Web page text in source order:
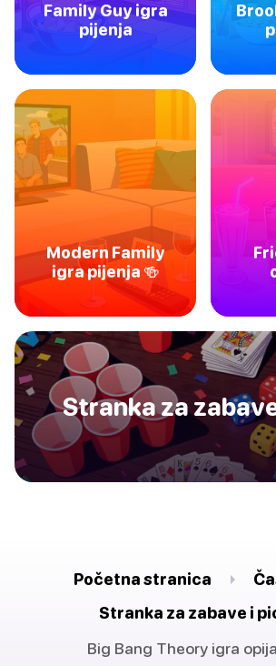
Family Guy igra
pijenja
Modern Family
igra pijenja 🍻
Stranka za
Početna stranica
Stranka za zabave i
Big Bang Theory igra